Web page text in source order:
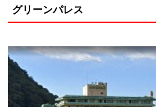
グリーンパレス